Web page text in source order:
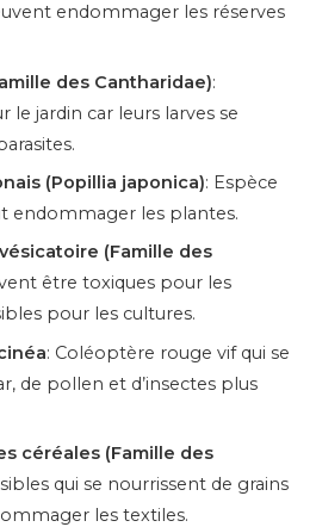
endommager les réserves
des Cantharidae):
le jardin car leurs larves se
(Popillia japonica): Espèce
endommager les plantes.
(Famille des
être toxiques pour les
pour les cultures.
: Coléoptère rouge vif qui se
de pollen et d’insectes plus
céréales (Famille des
qui se nourrissent de grains
les textiles.